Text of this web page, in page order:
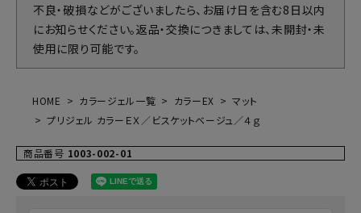
不良・破損などがございましたら、お届け日を含む8日以内
にお知らせください。返品・交換につきましては、未開封・未
使用に限り可能です。
HOME カラージェル一覧 カラーEX
マット
プリジェル カラーＥＸ／ビスケットベージュ／４ｇ
商品番号 1003-002-01